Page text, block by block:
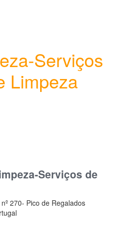
Serviços
Limpeza
Serviços de
270- Pico de Regalados